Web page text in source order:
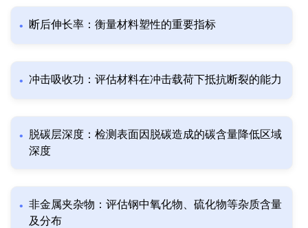
断后伸长率：衡量材料塑性的重要指标
冲击吸收功：评估材料在冲击载荷下抵抗断裂的能力
脱碳层深度：检测表面因脱碳造成的碳含量降低区域
深度
非金属夹杂物：评估钢中氧化物、硫化物等杂质含量
及分布